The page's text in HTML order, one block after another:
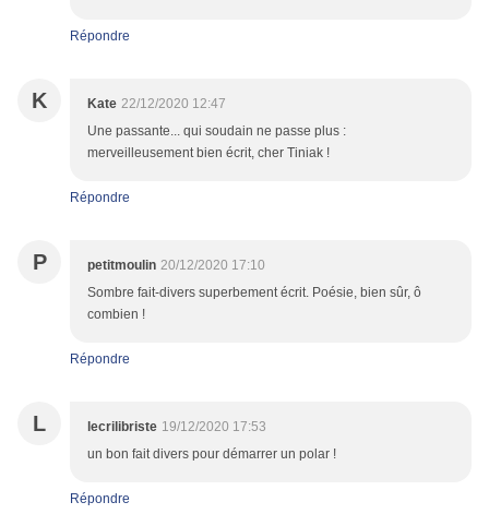
Répondre
K Kate 22/12/2020 12:47
Une passante... qui soudain ne passe plus :
merveilleusement bien écrit, cher Tiniak !
Répondre
P petitmoulin 20/12/2020 17:10
Sombre fait-divers superbement écrit. Poésie, bien sûr, ô
combien !
Répondre
L lecrilibriste 19/12/2020 17:53
un bon fait divers pour démarrer un polar !
Répondre